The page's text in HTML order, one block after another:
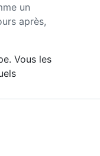
un
après,
Vous les